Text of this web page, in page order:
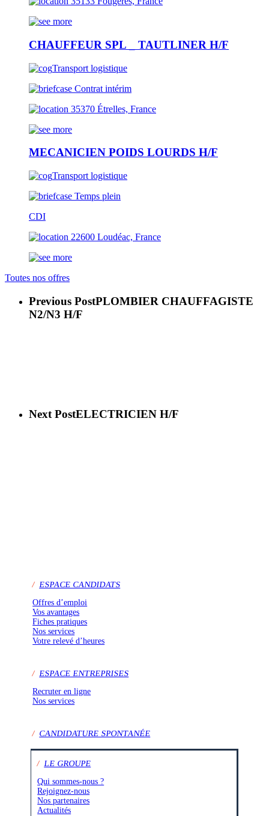
CHAUFFEUR SPL _ TAUTLINER H/F
Transport logistique
Contrat intérim
35370 Étrelles, France
MECANICIEN POIDS LOURDS H/F
Transport logistique
Temps plein
CDI
22600 Loudéac, France
Toutes nos offres
Previous PostPLOMBIER CHAUFFAGISTE
N2/N3 H/F
Next PostELECTRICIEN H/F
/ ESPACE CANDIDATS
Offres d’emploi
Vos avantages
Fiches pratiques
Nos services
Votre relevé d’heures
/ ESPACE ENTREPRISES
Recruter en ligne
Nos services
/ CANDIDATURE SPONTANÉE
/ LE GROUPE
Qui sommes-nous ?
Rejoignez-nous
Nos partenaires
Actualités